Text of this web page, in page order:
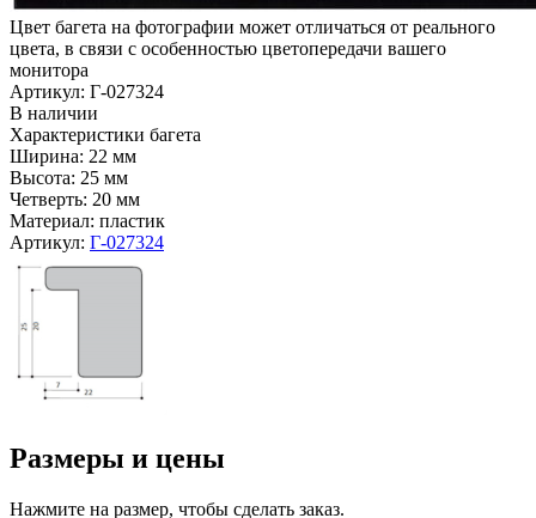
Цвет багета на фотографии может отличаться от реального
цвета, в связи с особенностью цветопередачи вашего
монитора
Артикул: Г-027324
В наличии
Характеристики багета
Ширина: 22 мм
Высота: 25 мм
Четверть: 20 мм
Материал: пластик
Артикул: Г-027324
Размеры и цены
Нажмите на размер, чтобы сделать заказ.